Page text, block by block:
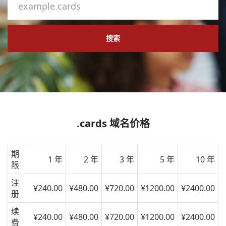
搜索
.cards 域名价格
期
限
1 年 2 年 3 年 5 年 10 年
注
册
¥240.00 ¥480.00 ¥720.00 ¥1200.00 ¥2400.00
续
费
¥240.00 ¥480.00 ¥720.00 ¥1200.00 ¥2400.00